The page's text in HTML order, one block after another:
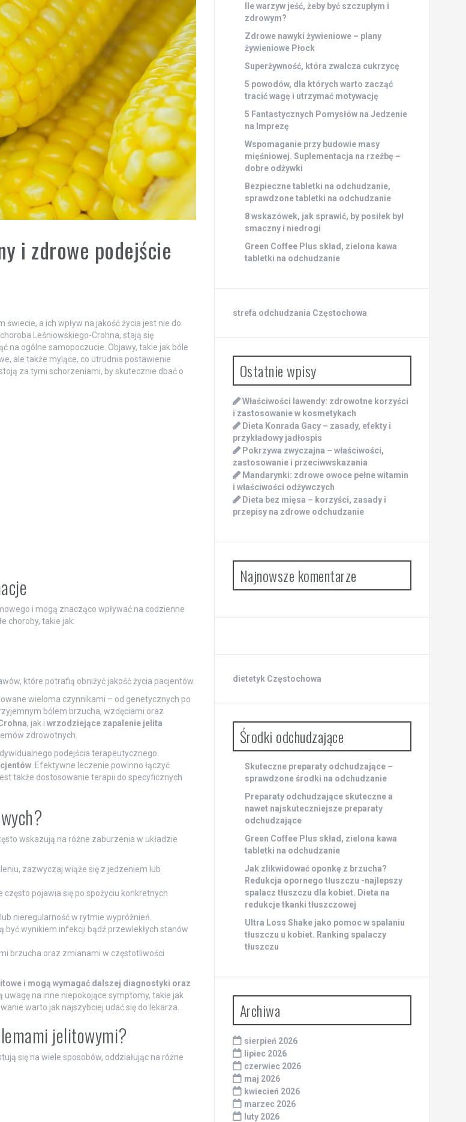
i zdrowe podejście
a ich wpływ na jakość życia jest nie do
Leśniowskiego-Crohna, stają się
na ogólne samopoczucie. Objawy, takie jak bóle
ale także mylące, co utrudnia postawienie
za tymi schorzeniami, by skutecznie dbać o
i mogą znacząco wpływać na codzienne
choroby, takie jak:
które potrafią obniżyć jakość życia pacjentów.
wieloma czynnikami – od genetycznych po
bólem brzucha, wzdęciami oraz
, jak i wrzodziejące zapalenie jelita
zdrowotnych.
podejścia terapeutycznego.
. Efektywne leczenie powinno łączyć
także dostosowanie terapii do specyficznych
wskazują na różne zaburzenia w układzie
zazwyczaj wiąże się z jedzeniem lub
pojawia się po spożyciu konkretnych
nieregularność w rytmie wypróżnień.
wynikiem infekcji bądź przewlekłych stanów
brzucha oraz zmianami w częstotliwości
i mogą wymagać dalszej diagnostyki oraz
na inne niepokojące symptomy, takie jak
warto jak najszybciej udać się do lekarza.
jelitowymi?
się na wiele sposobów, oddziałując na różne
Ile warzyw jeść, żeby być szczupłym i
zdrowym?
Zdrowe nawyki żywieniowe – plany
żywieniowe Płock
Superżywność, która zwalcza cukrzycę
5 powodów, dla których warto zacząć
tracić wagę i utrzymać motywację
5 Fantastycznych Pomysłów na Jedzenie
na Imprezę
Wspomaganie przy budowie masy
mięśniowej. Suplementacja na rzeźbę –
dobre odżywki
Bezpieczne tabletki na odchudzanie,
sprawdzone tabletki na odchudzanie
8 wskazówek, jak sprawić, by posiłek był
smaczny i niedrogi
Green Coffee Plus skład, zielona kawa
tabletki na odchudzanie
strefa odchudzania Częstochowa
Ostatnie wpisy
Właściwości lawendy: zdrowotne korzyści
i zastosowanie w kosmetykach
Dieta Konrada Gacy – zasady, efekty i
przykładowy jadłospis
Pokrzywa zwyczajna – właściwości,
zastosowanie i przeciwwskazania
Mandarynki: zdrowe owoce pełne witamin
i właściwości odżywczych
Dieta bez mięsa – korzyści, zasady i
przepisy na zdrowe odchudzanie
Najnowsze komentarze
dietetyk Częstochowa
Środki odchudzające
Skuteczne preparaty odchudzające –
sprawdzone środki na odchudzanie
Preparaty odchudzające skuteczne a
nawet najskuteczniejsze preparaty
odchudzające
Green Coffee Plus skład, zielona kawa
tabletki na odchudzanie
Jak zlikwidować oponkę z brzucha?
Redukcja opornego tłuszczu -najlepszy
spalacz tłuszczu dla kobiet. Dieta na
redukcje tkanki tłuszczowej
Ultra Loss Shake jako pomoc w spalaniu
tłuszczu u kobiet. Ranking spalaczy
tłuszczu
Archiwa
sierpień 2026
lipiec 2026
czerwiec 2026
maj 2026
kwiecień 2026
marzec 2026
luty 2026